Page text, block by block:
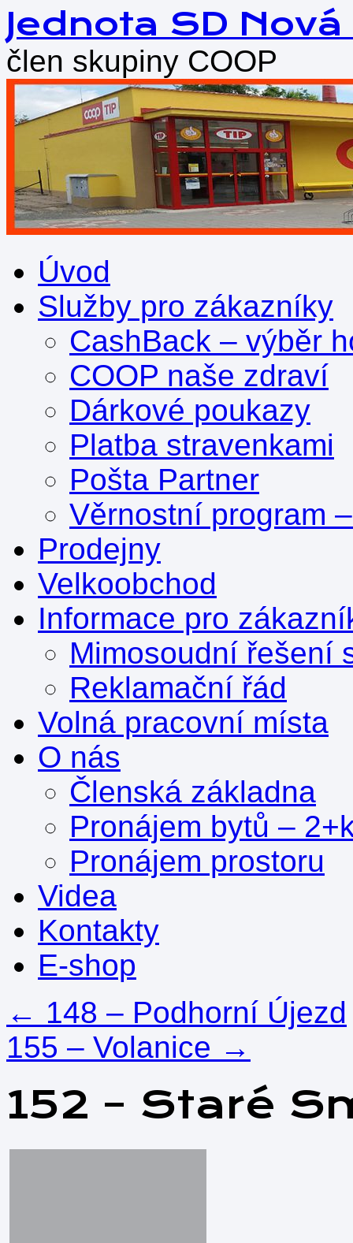
Přejít
obsahu
webu
Jednota SD
člen skupiny COOP
Úvod
Služby pro zákazníky
CashBack – výběr
COOP naše zdraví
Dárkové poukazy
Platba stravenkami
Pošta Partner
Věrnostní program
Prodejny
Velkoobchod
Informace pro
Mimosoudní řešení
Reklamační řád
Volná pracovní místa
O nás
Členská základna
Pronájem bytů –
Pronájem prostoru
Videa
Kontakty
E-shop
← 148 – Podhorní Újezd
155 – Volanice →
152 – Staré